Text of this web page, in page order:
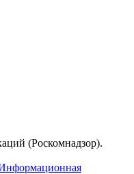
(Роскомнадзор).